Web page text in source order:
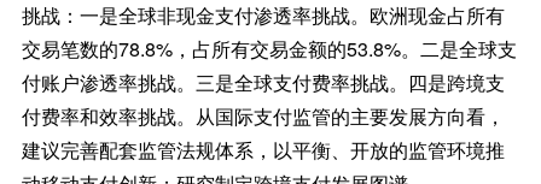
挑战：一是全球非现金支付渗透率挑战。欧洲现金占所有
交易笔数的78.8%，占所有交易金额的53.8%。二是全球支
付账户渗透率挑战。三是全球支付费率挑战。四是跨境支
付费率和效率挑战。从国际支付监管的主要发展方向看，
建议完善配套监管法规体系，以平衡、开放的监管环境推